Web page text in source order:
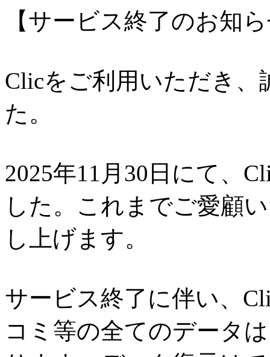
【サービス終了のお知
Clicをご利用いただき
た。
2025年11月30日にて、
した。これまでご愛顧
し上げます。
サービス終了に伴い、
コミ等の全てのデータ